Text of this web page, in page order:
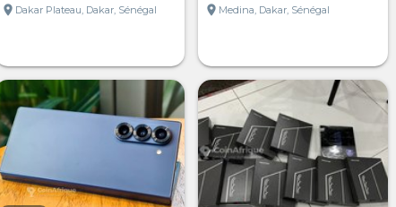
location_on Dakar Plateau, Dakar, Sénégal
location_on Medina, Dakar, Sénégal